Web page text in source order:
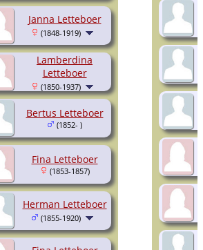
Janna Letteboer
(1848-1919)
Lamberdina
Letteboer
(1850-1937)
Bertus Letteboer
(1852- )
Fina Letteboer
(1853-1857)
Herman Letteboer
(1855-1920)